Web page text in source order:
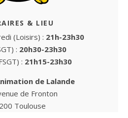
& LIEU
(Loisirs) : 21h-23h30
: 20h30-23h30
: 21h15-23h30
de Lalande
de Fronton
Toulouse